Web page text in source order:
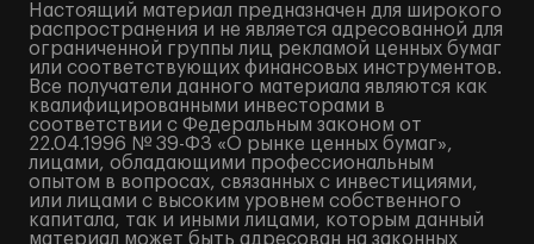
Настоящий материал предназначен для широкого
распространения и не является адресованной для
ограниченной группы лиц рекламой ценных бумаг
или соответствующих финансовых инструментов.
Все получатели данного материала являются как
квалифицированными инвесторами в
соответствии с Федеральным законом от
22.04.1996 № 39-ФЗ «О рынке ценных бумаг»,
лицами, обладающими профессиональным
опытом в вопросах, связанных с инвестициями,
или лицами с высоким уровнем собственного
капитала, так и иными лицами, которым данный
материал может быть адресован на законных